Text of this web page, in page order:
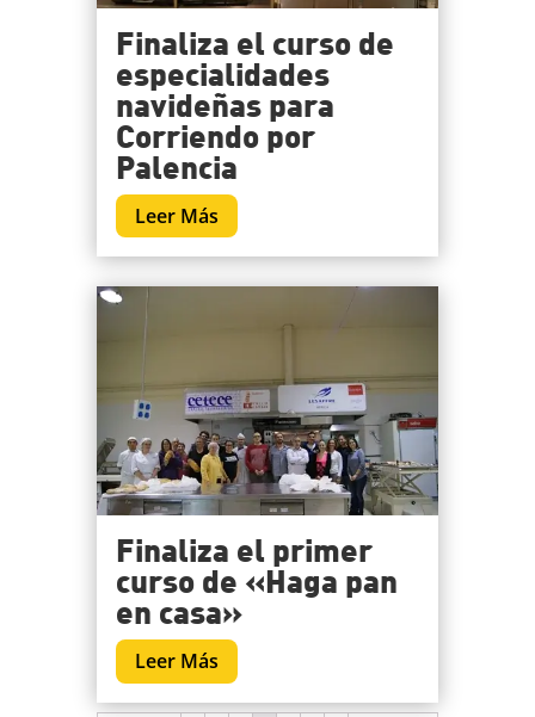
Finaliza el curso de
especialidades
navideñas para
Corriendo por
Palencia
Leer Más
Finaliza el primer
curso de «Haga pan
en casa»
Leer Más